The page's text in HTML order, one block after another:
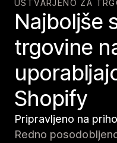
USTVARJENO ZA
Najboljše
trgovine
Shopify
Pripravljeno na
Redno